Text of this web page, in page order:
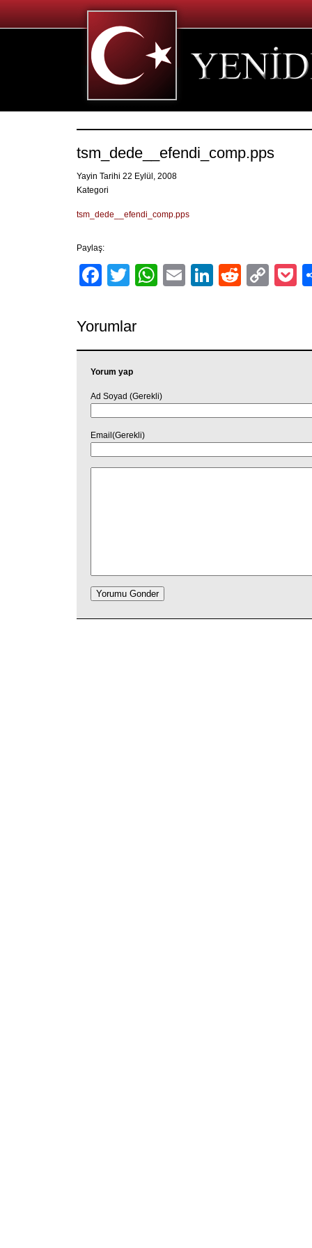
tsm_dede__efendi_comp.pps
Yayin Tarihi 22 Eylül, 2008
Kategori
tsm_dede__efendi_comp.pps
Paylaş:
Facebook
TwitterWhatsApp
EmailLinkedIn
Reddit
Yorumlar
Yorum yap
Ad Soyad (Gerekli)
Email(Gerekli)